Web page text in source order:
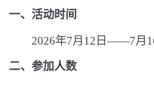
一、活动时间
2026年7月 12 日——7月
二、参加人数